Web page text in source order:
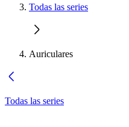
Todas las series
Auriculares
Todas las series